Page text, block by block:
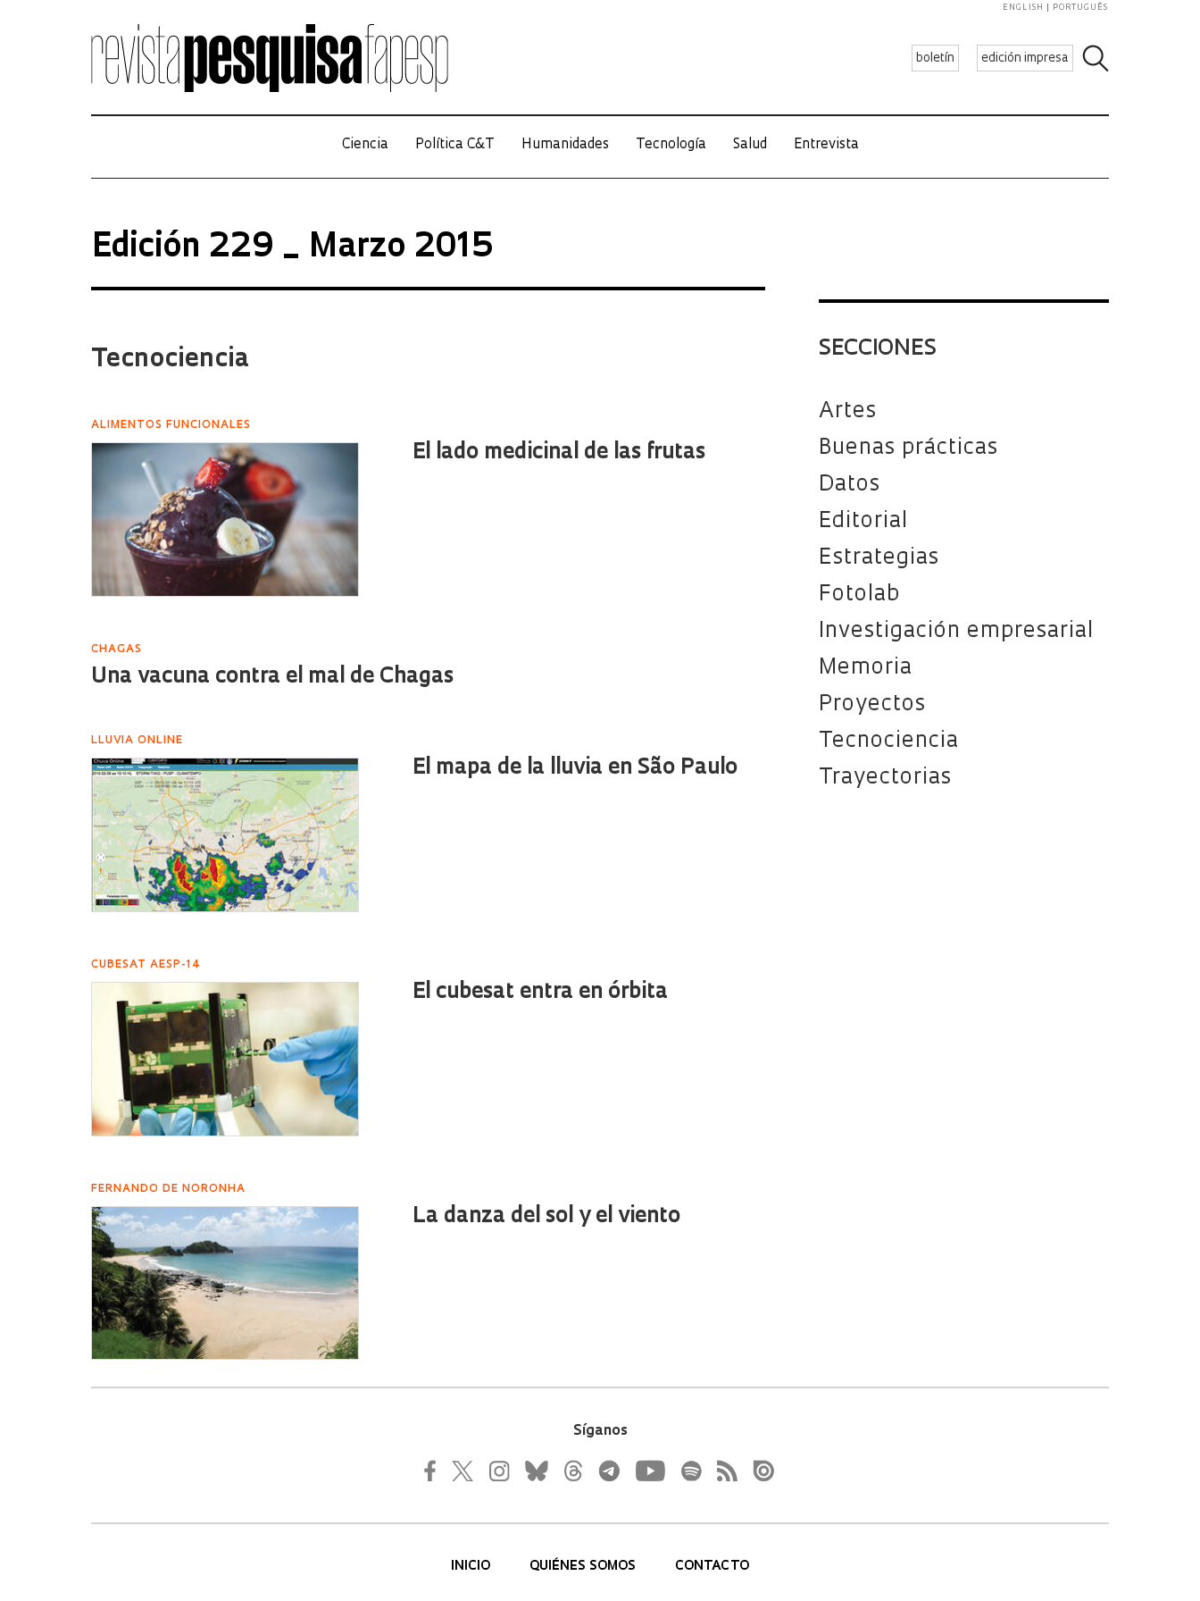
boletín edición impresa
ENGLISH PORTUGUÊS
Ciencia Política C&T Humanidades Tecnología Salud Entrevista
Edición 229 _ Marzo 2015
SECCIONES
Artes
Buenas prácticas
Datos
Editorial
Estrategias
Fotolab
Investigación empresarial
Memoria
Proyectos
Tecnociencia
Trayectorias
Tecnociencia
ALIMENTOS FUNCIONALES
El lado medicinal de las frutas
CHAGAS
Una vacuna contra el mal de Chagas
LLUVIA ONLINE
El mapa de la lluvia en São Paulo
CUBESAT AESP-14
El cubesat entra en órbita
FERNANDO DE NORONHA
La danza del sol y el viento
Síganos
INICIO QUIÉNES SOMOS CONTACTO